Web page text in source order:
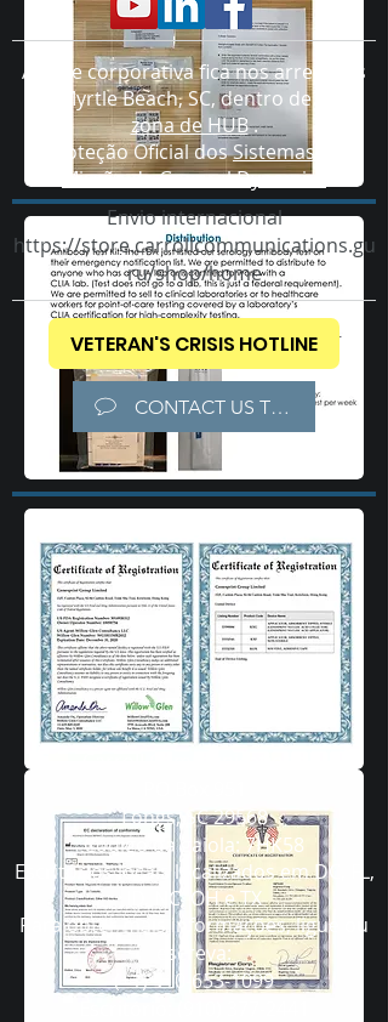
A sede corporativa fica nos arredores
de Myrtle Beach, SC, dentro de uma
zona de HUB.
Proteção Oficial dosSistemas de
Missão da General Dynamics
Envio internacional
https://store.carrollcommunications.gu
ru/shop/home
VETERAN'S CRISIS HOTLINE
CONTACT US TODAY!
Longs, SC 29568
Código da gaiola: 7HK58
Escritórios locais localizados em DC, FL,
ID, NC, OH e TX
Para obter mais informações, ligue ou
escreva:
(+1) 910-653-1099